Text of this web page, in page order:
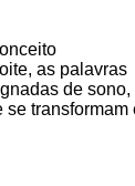
as palavras
de sono,
se transformam